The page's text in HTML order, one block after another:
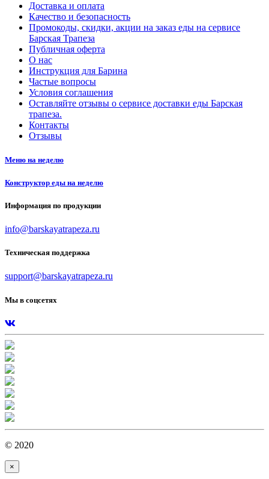
Доставка и оплата
Качество и безопасность
Промокоды, скидки, акции на заказ еды на сервисе
Барская Трапеза
Публичная оферта
О нас
Инструкция для Барина
Частые вопросы
Условия соглашения
Оставляйте отзывы о сервисе доставки еды Барская
трапеза.
Контакты
Отзывы
Меню на неделю
Конструктор еды на неделю
Информация по продукции
info@barskayatrapeza.ru
Техническая поддержка
support@barskayatrapeza.ru
Мы в соцсетях
© 2020
×